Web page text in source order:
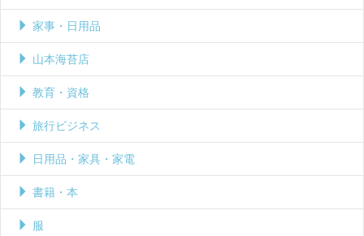
家事・日用品
山本海苔店
教育・資格
旅行ビジネス
日用品・家具・家電
書籍・本
服